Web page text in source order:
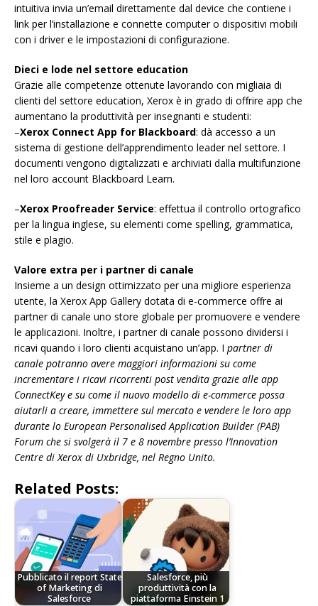
intuitiva invia un’email direttamente dal device che contiene i
link per l’installazione e connette computer o dispositivi mobili
con i driver e le impostazioni di configurazione.
Dieci e lode nel settore education
Grazie alle competenze ottenute lavorando con migliaia di
clienti del settore education, Xerox è in grado di offrire app che
aumentano la produttività per insegnanti e studenti:
–Xerox Connect App for Blackboard: dà accesso a un
sistema di gestione dell’apprendimento leader nel settore. I
documenti vengono digitalizzati e archiviati dalla multifunzione
nel loro account Blackboard Learn.
–Xerox Proofreader Service: effettua il controllo ortografico
per la lingua inglese, su elementi come spelling, grammatica,
stile e plagio.
Valore extra per i partner di canale
Insieme a un design ottimizzato per una migliore esperienza
utente, la Xerox App Gallery dotata di e-commerce offre ai
partner di canale uno store globale per promuovere e vendere
le applicazioni. Inoltre, i partner di canale possono dividersi i
ricavi quando i loro clienti acquistano un’app. I partner di
canale potranno avere maggiori informazioni su come
incrementare i ricavi ricorrenti post vendita grazie alle app
ConnectKey e su come il nuovo modello di e-commerce possa
aiutarli a creare, immettere sul mercato e vendere le loro app
durante lo European Personalised Application Builder (PAB)
Forum che si svolgerà il 7 e 8 novembre presso l’Innovation
Centre di Xerox di Uxbridge, nel Regno Unito.
Related Posts:
Pubblicato il report State
of Marketing di
Salesforce
Salesforce, più
produttività con la
piattaforma Einstein 1